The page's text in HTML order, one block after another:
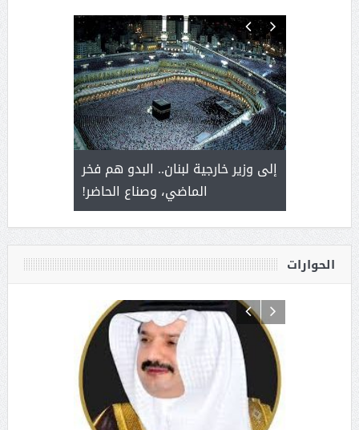
سلمان
إلى وزير خارجية لبنان.. البدو هم فخر
الماضي، وصناع الحاضر!
يحمل
من عشق
الحوارات